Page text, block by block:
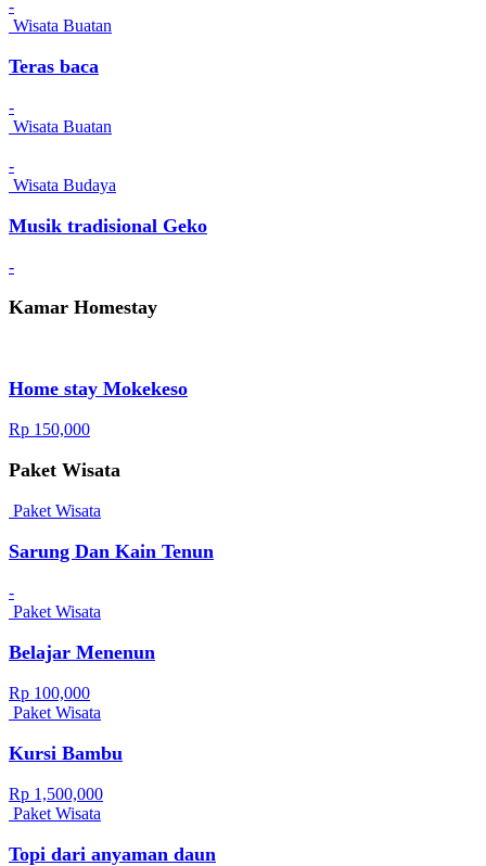
-
Wisata Buatan
Teras baca
-
Wisata Buatan
-
Wisata Budaya
Musik tradisional Geko
-
Kamar Homestay
Home stay Mokekeso
Rp 150,000
Paket Wisata
Paket Wisata
Sarung Dan Kain Tenun
-
Paket Wisata
Belajar Menenun
Rp 100,000
Paket Wisata
Kursi Bambu
Rp 1,500,000
Paket Wisata
Topi dari anyaman daun